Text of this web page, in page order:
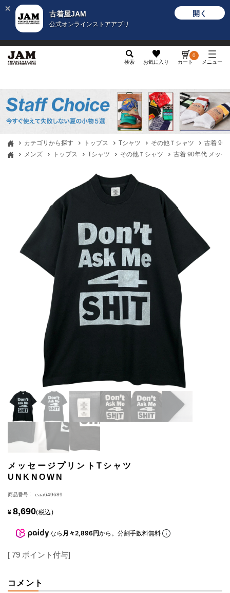
古着屋JAM
公式オンラインストアアプリ
開く
検索 お気に入り カート
0
メニュー
カテゴリから探す トップス Tシャツ その他Ｔシャツ
古着 90
メンズ
トップス Tシャツ その他Ｔシャツ 古着 90年代 メッセ
メッセージプリントTシャツ
UNKNOWN
商品番号 eaa649689
¥ 8,690 税込
なら 月々2,896円から。分割手数料無料
[ 79 ポイント付与]
コメント